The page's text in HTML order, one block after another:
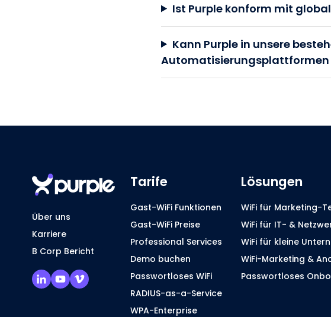
Ist Purple konform mit
Kann Purple in unsere
Automatisierungsplattformen
Über uns
Karriere
B Corp Bericht
Tarife
Gast-WiFi Funktionen
Gast-WiFi Preise
Professional Services
Demo buchen
Passwortloses WiFi
RADIUS-as-a-Service
WPA-Enterprise
Lösungen
WiFi für Marketing-
WiFi für IT- &
WiFi für kleine
WiFi-Marketing &
Passwortloses